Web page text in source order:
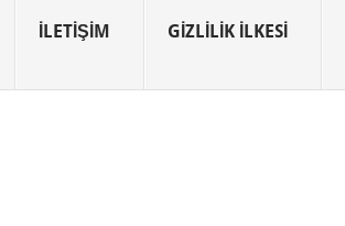
İLETIŞIM GIZLILIK İLKESI